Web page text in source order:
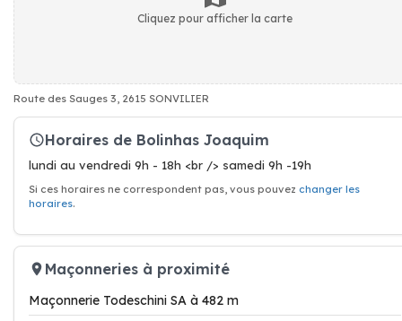
Cliquez pour afficher la carte
Route des Sauges 3, 2615 SONVILIER
Horaires de Bolinhas Joaquim
lundi au vendredi 9h - 18h <br /> samedi 9h -19h
Si ces horaires ne correspondent pas, vous pouvez changer les
horaires.
Maçonneries à proximité
Maçonnerie Todeschini SA à 482 m